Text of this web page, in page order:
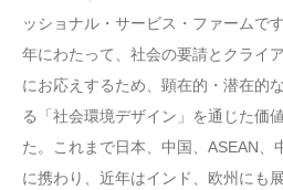
ッショナル・サービス・ファームで
年にわたって、社会の要請とクライ
にお応えするため、顕在的・潜在的
る「社会環境デザイン」を通じた価
た。これまで日本、中国、ASEAN、
に携わり、近年はインド、欧州にも